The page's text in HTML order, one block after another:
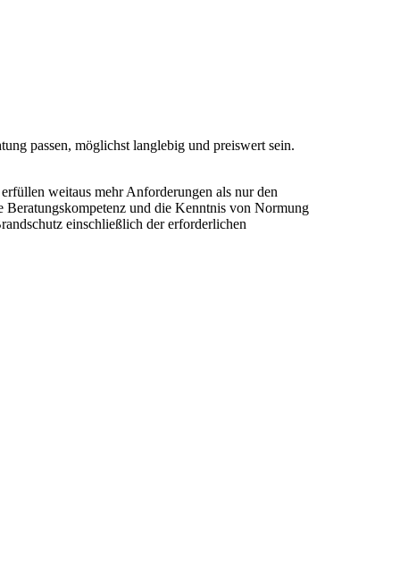
passen, möglichst langlebig und preiswert sein.
weitaus mehr Anforderungen als nur den
und die Kenntnis von Normung
einschließlich der erforderlichen